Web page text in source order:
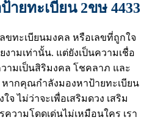
ายทะเบียน 2ขษ 4433
ขทะเบียนมงคล หรือเลขที่ถูกใจ
ามเท่านั้น. แต่ยังเป็นความเชื่อ
ามเป็นสิริมงคล โชคลาภ และ
ากคุณกำลังมองหาป้ายทะเบียน
จ ไม่ว่าจะเพื่อเสริมดวง เสริม
วามโดดเด่นไม่เหมือนใคร เรา